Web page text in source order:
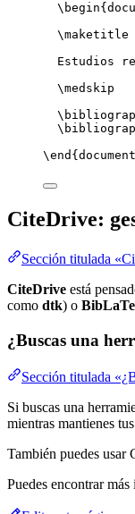
\begin{
\maketitle
Estudios
\medskip
\end { document
CiteDrive:
Sección titulada
CiteDrive está
como dtk) o
¿Buscas una
Sección titulada
Si buscas una
mientras mantienes
También puedes
Puedes encontrar